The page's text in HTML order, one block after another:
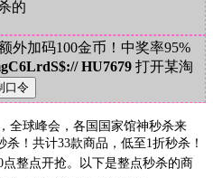
的
外加码100金币！中奖率95%
HU7679 打开某淘
全球峰会，各国国家馆神秒杀来
！共计33款商品，低至1折秒杀！
点整点开抢。以下是整点秒杀的商